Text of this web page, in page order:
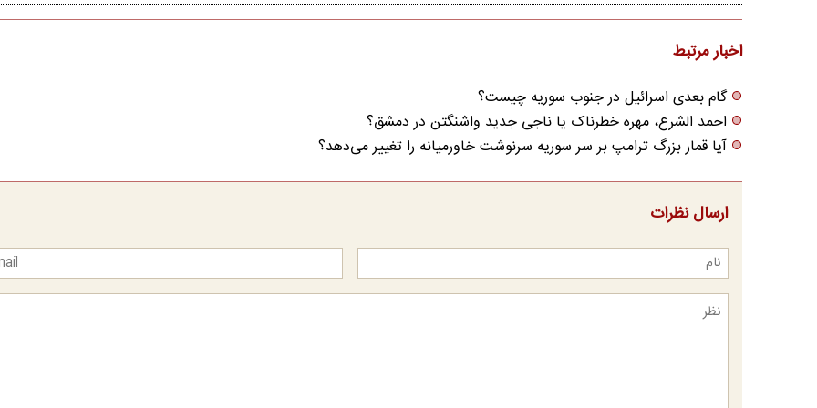
اخبار مرتبط
گام بعدی اسرائیل در جنوب سوریه چیست؟
احمد الشرع، مهره خطرناک یا ناجی جدید واشنگتن در دمشق؟
آیا قمار بزرگ ترامپ بر سر سوریه سرنوشت خاورمیانه را تغییر می‌دهد؟
ارسال نظرات